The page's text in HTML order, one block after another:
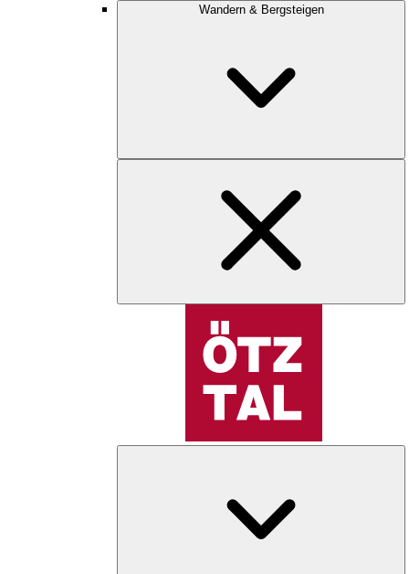
Wandern & Bergsteigen